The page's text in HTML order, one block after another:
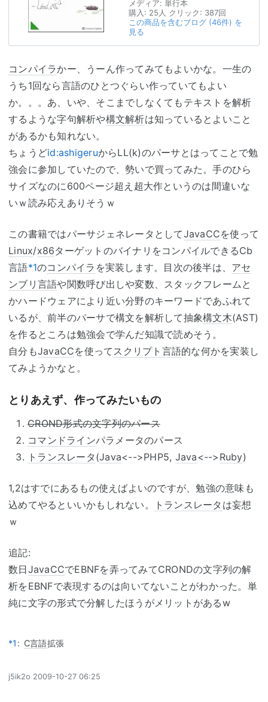
メディア: 単行本
購入 : 25人 クリック: 387回
この商品を含むブログ (46件) を
見る
コンパイラかー、うーん作ってみてもよいかな。一生の
うち1回なら言語のひとつぐらい作っていてもよい
か。。。あ、いや、そこまでしなくてもテキストを解析
するような字句解析や構文解析は知っているとよいこと
があるかも知れない。
ちょうどid:ashigeruからLL(k)のパーサとはってことで勉
強会に参加していたので、勢いで買ってみた。手のひら
サイズなのに600ページ超え超大作というのは間違いな
いｗ読み応えありそうｗ
この書籍ではパーサジェネレータとしてJavaCCを使って
Linux/x86ターゲットのバイナリをコンパイルできるCb
言語*1のコンパイラ を実装します。目次の後半は、 アセ
ンブリ言語や関数呼び出しや変数、スタックフレームと
かハードウェアにより近い分野のキーワードであふれて
いるが、前半のパーサで構文を解析して抽象構文木(AST)
を作るところは勉強会で学んだ知識で読めそう。
自分もJavaCCを使って スクリプト言語的な何かを実装し
てみようかなと。
とりあえず、作ってみたいもの
CROND形式の文字列のパース
コマンドラインパラメータのパース
トランスレータ (Java<-->PHP5, Java<--> Ruby)
1,2はすでにあるもの使えばよいのですが、勉強の意味も
込めてやるといいかもしれない。
トランスレータ は妄想
ｗ
追記:
数日JavaCCでEBNFを弄ってみてCRONDの文字列の解
析をEBNFで表現するのは向いてないことがわかった。単
純に文字の形式で分解したほうがメリットがあるw
*1 : C言語拡張
j5ik2o 2009-10-27 06:25